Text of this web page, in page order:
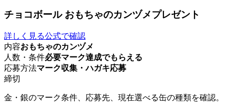
チョコボール おもちゃのカンヅメプレゼント
詳しく見る公式で確認
内容おもちゃのカンヅメ
人数・条件必要マーク達成でもらえる
応募方法マーク収集・ハガキ応募
締切
金・銀のマーク条件、応募先、現在選べる缶の種類を確認。